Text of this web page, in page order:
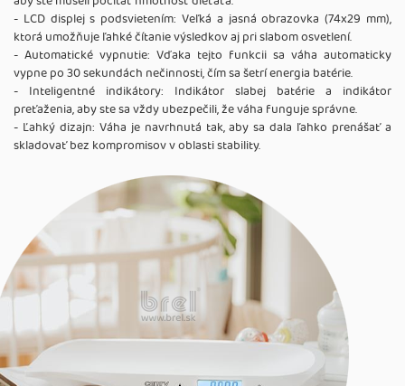
- LCD displej s podsvietením: Veľká a jasná obrazovka (74x29 mm),
ktorá umožňuje ľahké čítanie výsledkov aj pri slabom osvetlení.
- Automatické vypnutie: Vďaka tejto funkcii sa váha automaticky
vypne po 30 sekundách nečinnosti, čím sa šetrí energia batérie.
- Inteligentné indikátory: Indikátor slabej batérie a indikátor
preťaženia, aby ste sa vždy ubezpečili, že váha funguje správne.
- Ľahký dizajn: Váha je navrhnutá tak, aby sa dala ľahko prenášať a
skladovať bez kompromisov v oblasti stability.